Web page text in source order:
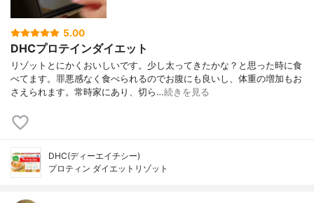
5.00
DHCプロテインダイエット
リゾットとにかくおいしいです。少し太ってきたかな？と思った時に食
べてます。罪悪感なく食べられるのでお腹にも良いし、体重の増加もお
さえられます。常時家にあり、切ら…続きを見る
DHC(ディーエイチシー)
プロティン ダイエットリゾット